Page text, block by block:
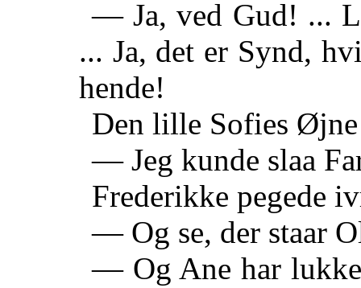
— Ja, ved Gud! ...
... Ja, det er Synd,
hende!
Den lille Sofies
— Jeg kunde slaa
Frederikke pegede
— Og se, der staar
— Og Ane har